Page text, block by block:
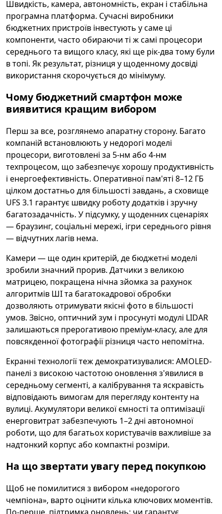
Швидкість, камера, автономність, екран і стабільна
програмна платформа. Сучасні виробники
бюджетних пристроїв інвестують у саме ці
компоненти, часто обираючи ті ж самі процесори
середнього та вищого класу, які ще рік-два тому були
в топі. Як результат, різниця у щоденному досвіді
використання скорочується до мінімуму.
Чому бюджетний смартфон може
виявитися кращим вибором
Перш за все, розглянемо апаратну сторону. Багато
компаній встановлюють у недорогі моделі
процесори, виготовлені за 5-нм або 4-нм
техпроцесом, що забезпечує хорошу продуктивність
і енергоефективність. Оперативної пам'яті 8–12 ГБ
цілком достатньо для більшості завдань, а сховище
UFS 3.1 гарантує швидку роботу додатків і зручну
багатозадачність. У підсумку, у щоденних сценаріях
— браузинг, соціальні мережі, ігри середнього рівня
— відчутних лагів нема.
Камери — ще один критерій, де бюджетні моделі
зробили значний прорив. Датчики з великою
матрицею, покращена нічна зйомка за рахунок
алгоритмів ШІ та багатокадрової обробки
дозволяють отримувати якісні фото в більшості
умов. Звісно, оптичний зум і просунуті модулі LIDAR
залишаються прерогативою преміум-класу, але для
повсякденної фотографії різниця часто непомітна.
Екранні технології теж демократизувалися: AMOLED-
панелі з високою частотою оновлення з'явилися в
середньому сегменті, а калібрування та яскравість
відповідають вимогам для перегляду контенту на
вулиці. Акумулятори великої ємності та оптимізації
енерговитрат забезпечують 1–2 дні автономної
роботи, що для багатьох користувачів важливіше за
надтонкий корпус або компактні розміри.
На що звертати увагу перед покупкою
Щоб не помилитися з вибором «недорогого
чемпіона», варто оцінити кілька ключових моментів.